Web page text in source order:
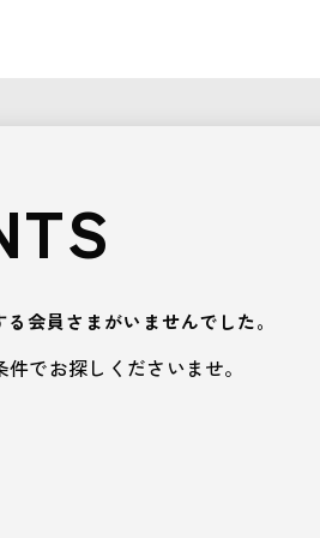
る会員さまがいませんでした。
件でお探しくださいませ。